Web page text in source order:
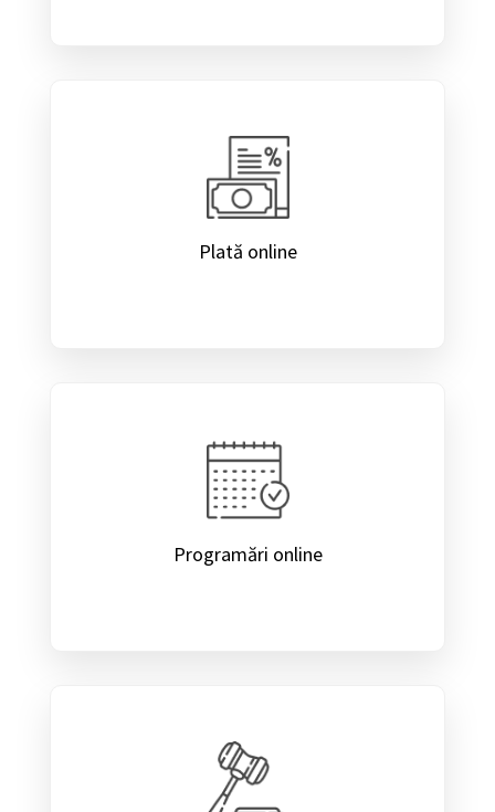
Plată online
Programări online